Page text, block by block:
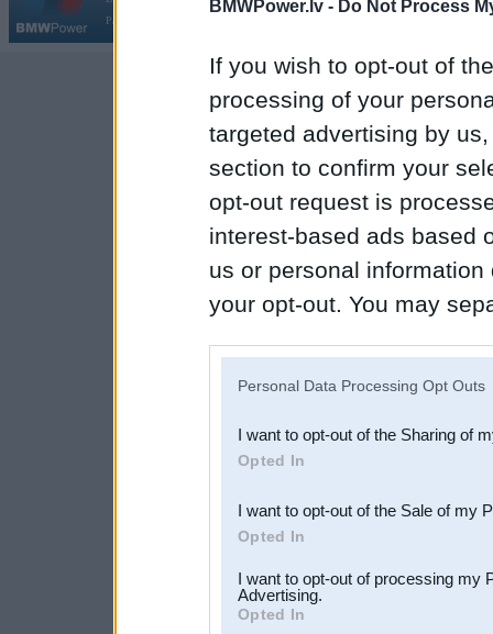
BMWPower.lv - Do Not Process
If you wish to opt-out of
processing of your
targeted advertising by
section to confirm your
opt-out request is
interest-based ads based
us or personal
your opt-out. You may
Downstream Participants
third parties.
Personal Data Processing Opt Outs
I want to opt-out of the Sharing of
Opted In
I want to opt-out of the Sale of my
Opted In
I want to opt-out of processing my
Advertising.
Opted In
Par BMWPower